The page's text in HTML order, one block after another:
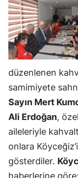
düzenlenen
samimiyete
Sayın Mert
Ali Erdoğan,
aileleriyle
onlara
gösterdiler.
haberlerine